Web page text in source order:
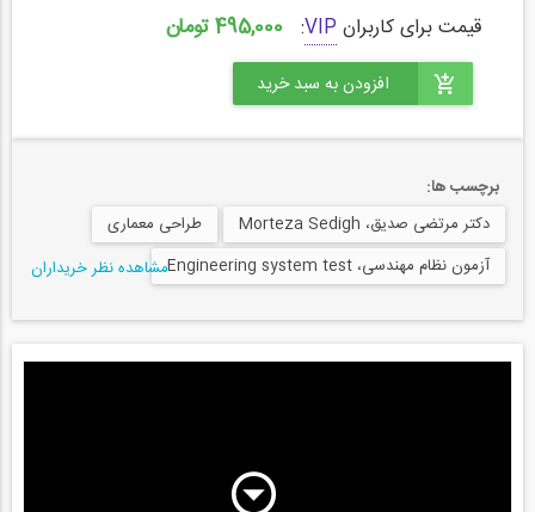
قیمت برای کاربران VIP
: 495,000 تومان
برچسب ها:
دکتر مرتضی صدیق، Morteza Sedigh
طراحی معماری
آزمون نظام مهندسی، Engineering system test
مشاهده نظر خریداران